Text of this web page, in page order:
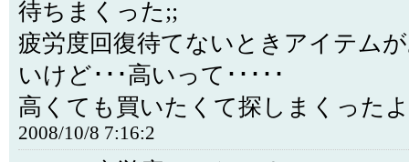
待ちまくった;;
疲労度回復待てないときアイテム
いけど･･･高いって･････
高くても買いたくて探しまくった
2008/10/8 7:16:2